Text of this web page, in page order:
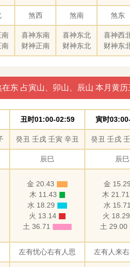
煞西 煞南 煞东
南
南
喜神东南
财神正南
喜神东北
财神东北
喜神西
财神东
东 占寅山、卯山、辰山 本月黄
丑时01:00-02:59 寅时
癸丑 壬戌 壬寅 辛丑 癸丑 壬戌
辰巳 辰巳
金 20.43
木 11.43
水 18.29
火 13.14
土 36.71
金 15.29
木 21.71
水 15.71
火 18.29
土 29.00
左有忧心右有人思 左有人来